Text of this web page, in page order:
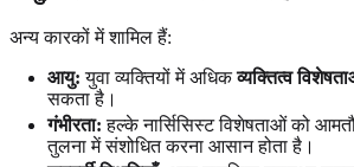
अन्य कारकों में शामिल हैं:
आयु: युवा व्यक्तियों में अधिकव्यक्तित्व
सकता है।
गंभीरता: हल्के नार्सिसिस्ट विशेषताओं को
तुलना में संशोधित करना आसान होता है।